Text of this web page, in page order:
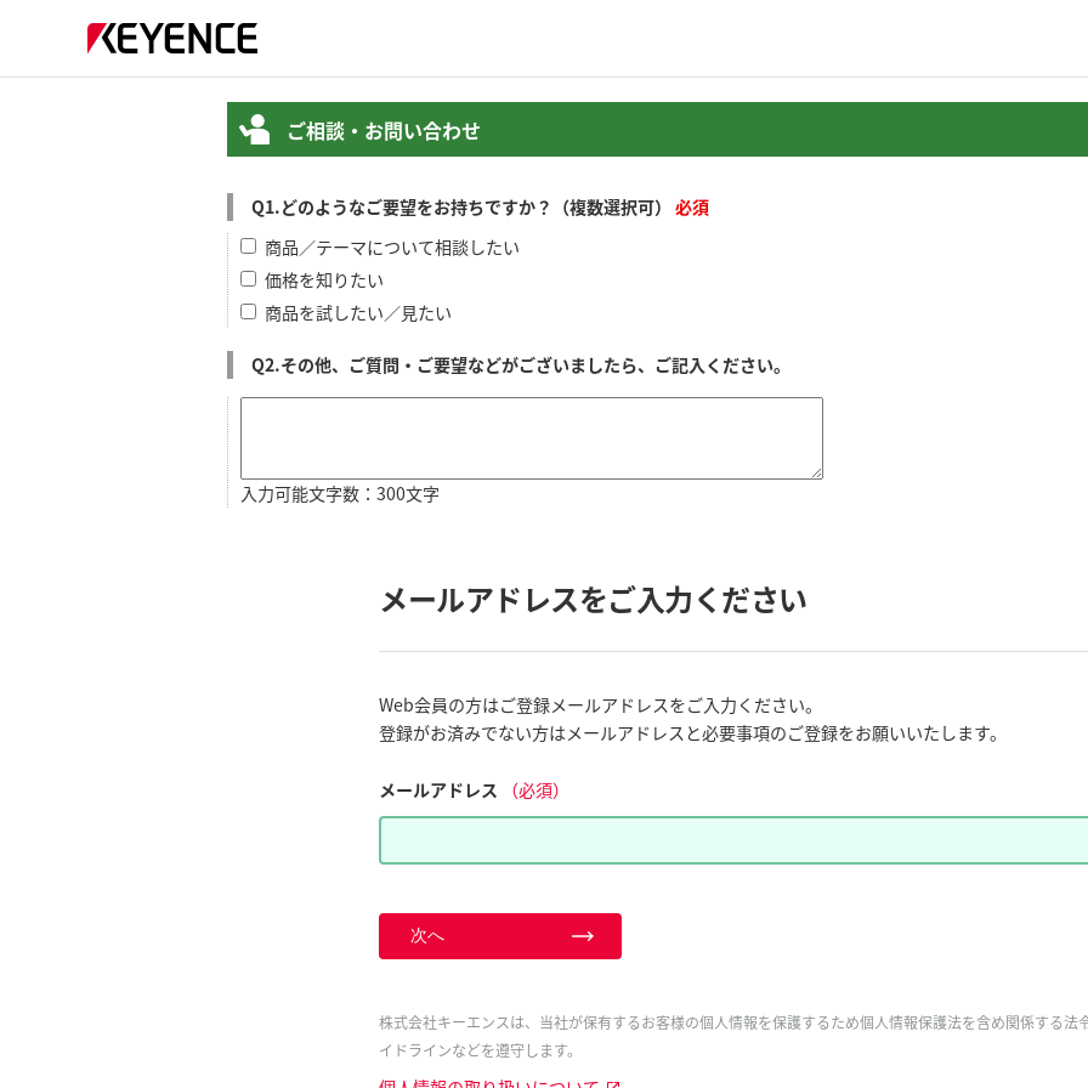
ご相談・お問い合わせ
Q1.どのようなご要望をお持ちですか？（複数選択可） 必須
商品／テーマについて相談したい
価格を知りたい
商品を試したい／見たい
Q2.その他、ご質問・ご要望などがございましたら、ご記入ください。
入力可能文字数：300文字
メールアドレスをご入力ください
Web会員の方はご登録メールアドレスをご入力ください。
登録がお済みでない方はメールアドレスと必要事項のご登録をお願いいたします。
メールアドレス （必須）
次へ
株式会社キーエンスは、当社が保有するお客様の個人情報を保護するため個人情報保護法を含め関係する法
イドラインなどを遵守します。